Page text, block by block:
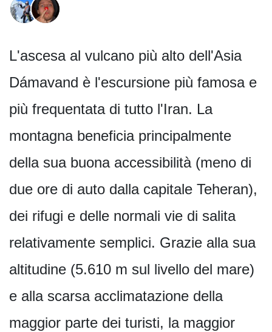
L'ascesa al vulcano più alto dell'Asia
Dámavand è l'escursione più famosa e
più frequentata di tutto l'Iran. La
montagna beneficia principalmente
della sua buona accessibilità (meno di
due ore di auto dalla capitale Teheran),
dei rifugi e delle normali vie di salita
relativamente semplici. Grazie alla sua
altitudine (5.610 m sul livello del mare)
e alla scarsa acclimatazione della
maggior parte dei turisti, la maggior